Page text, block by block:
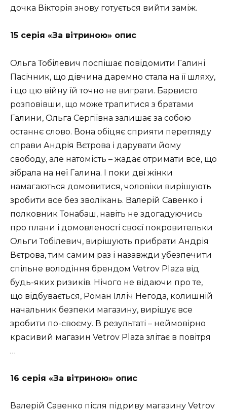
дочка Вікторія знову готується вийти заміж.
15 серія «За вітриною» опис
Ольга Тобілевич поспішає повідомити Галині
Пасічник, що дівчина даремно стала на її шляху,
і що цю війну їй точно не виграти. Барвисто
розповівши, що може трапитися з братами
Галини, Ольга Сергіївна залишає за собою
останнє слово. Вона обіцяє сприяти перегляду
справи Андрія Вєтрова і дарувати йому
свободу, але натомість – жадає отримати все, що
зібрала на неї Галина. І поки дві жінки
намагаються домовитися, чоловіки вирішують
зробити все без зволікань. Валерій Савенко і
полковник Тонабаш, навіть не здогадуючись
про плани і домовленості своєї покровительки
Ольги Тобілевич, вирішують прибрати Андрія
Вєтрова, тим самим раз і назавжди убезпечити
спільне володіння брендом Vetrov Plaza від
будь-яких ризиків. Нічого не відаючи про те,
що відбувається, Роман Ілліч Негода, колишній
начальник безпеки магазину, вирішує все
зробити по-своєму. В результаті – неймовірно
красивий магазин Vetrov Plaza злітає в повітря
…
16 серія «За вітриною» опис
Валерій Савенко після підриву магазину Vetrov